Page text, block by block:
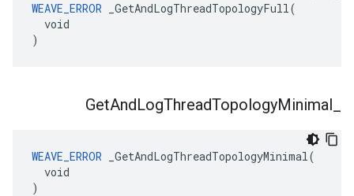
WEAVE_ERROR _GetAndLogThreadTopologyFull(
  void
)
GetAndLogThreadTopologyMinimal
WEAVE_ERROR _GetAndLogThreadTopologyMinimal(
  void
)